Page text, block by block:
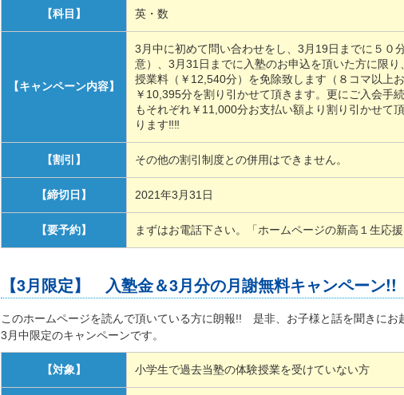
【科目】 英・数
【キャンペーン内容】
3月中に初めて問い合わせをし、3月19日までに５０
意）、3月31日までに入塾のお申込を頂いた方に限
授業料（￥12,540分）を免除致します（８コマ以上
￥10,395分を割り引かせて頂きます。更にご入会手
もそれぞれ￥11,000分お支払い額より割り引かせて
ります‼‼
【割引】 その他の割引制度との併用はできません。
【締切日】 2021年3月31日
【要予約】 まずはお電話下さい。「ホームページの新高１生応
【3月限定】 入塾金＆3月分の月謝無料キャンペーン!!
このホームページを読んで頂いている方に朗報!! 是非、お子様と話を聞きにお
3月中限定のキャンペーンです。
【対象】 小学生で過去当塾の体験授業を受けていない方